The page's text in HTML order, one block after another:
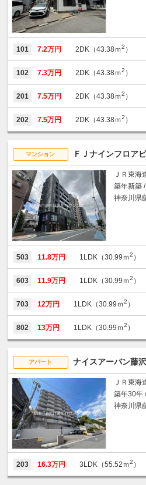
101 7.2万円 2DK（43.38ｍ2 ）
102 7.3万円 2DK（43.38ｍ2 ）
201 7.5万円 2DK（43.38ｍ2 ）
202 7.5万円 2DK（43.38ｍ2 ）
マンション ＦＪナインフロア
ＪＲ東海
築年新築
神奈川県
503 11.8万円 1LDK（30.99ｍ2 ）
603 11.9万円 1LDK（30.99ｍ2 ）
703 12万円 1LDK（30.99ｍ2 ）
802 13万円 1LDK（30.99ｍ2 ）
アパート ナイスアーバン藤沢
ＪＲ東海
築年30年
神奈川県
203 16.3万円 3LDK（55.52ｍ2 ）